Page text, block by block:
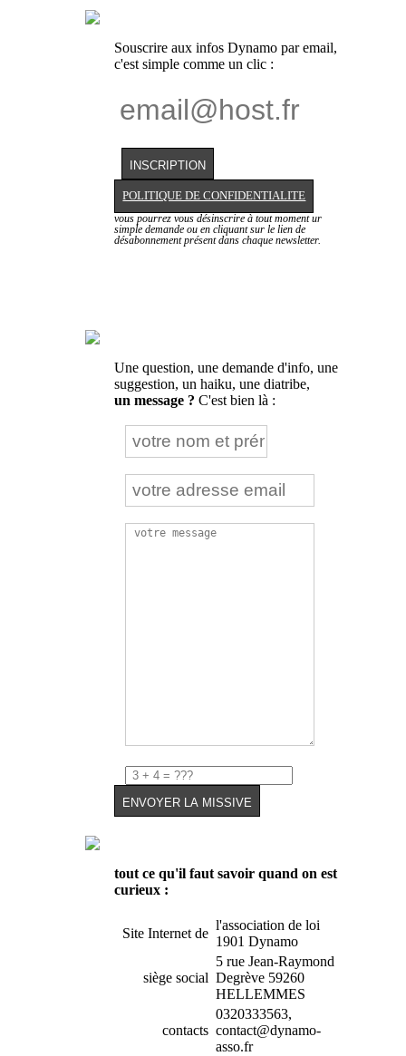
Souscrire aux infos Dynamo par email,
c'est simple comme un clic :
POLITIQUE DE CONFIDENTIALITE
vous pourrez vous désinscrire à tout moment ur
simple demande ou en cliquant sur le lien de
désabonnement présent dans chaque newsletter.
Une question, une demande d'info, une
suggestion, un haiku, une diatribe,
un message ? C'est bien là :
tout ce qu'il faut savoir quand on est
curieux :
Site Internet de
l'association de loi
1901 Dynamo
siège social
5 rue Jean-Raymond
Degrève 59260
HELLEMMES
contacts
0320333563,
contact@dynamo-
asso.fr